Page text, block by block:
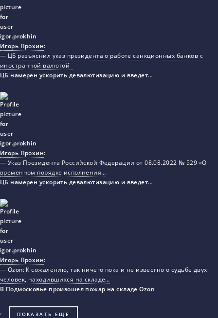
Игорь Прохин:
— ЦБ разъяснил указ президента о работе санкционных банков с
иностранной валютой
ЦБ намерен ускорить девалютизацию и введет…
Игорь Прохин:
— Указ Президента Российской Федерации от 08.08.2022 № 529 «О
временном порядке исполнения…
ЦБ намерен ускорить девалютизацию и введет…
Игорь Прохин:
— Ozon: К сожалению, так ничего пока и не известно о судьбе двух
человек, находившихся на складе…
В Подмосковье произошел пожар на складе Ozon
ПОКАЗАТЬ ЕЩЁ